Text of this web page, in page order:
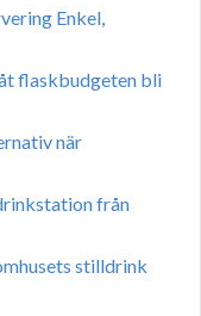
Enkel,
flaskbudgeten bli
när
från
stilldrink